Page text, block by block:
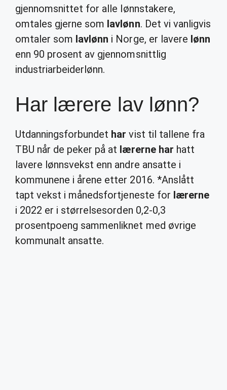
gjennomsnittet for alle lønnstakere,
omtales gjerne som lavlønn. Det vi vanligvis
omtaler som lavlønn i Norge, er lavere lønn
enn 90 prosent av gjennomsnittlig
industriarbeiderlønn.
Har lærere lav lønn?
Utdanningsforbundet har vist til tallene fra
TBU når de peker på at lærerne har hatt
lavere lønnsvekst enn andre ansatte i
kommunene i årene etter 2016. *Anslått
tapt vekst i månedsfortjeneste for lærerne
i 2022 er i størrelsesorden 0,2-0,3
prosentpoeng sammenliknet med øvrige
kommunalt ansatte.